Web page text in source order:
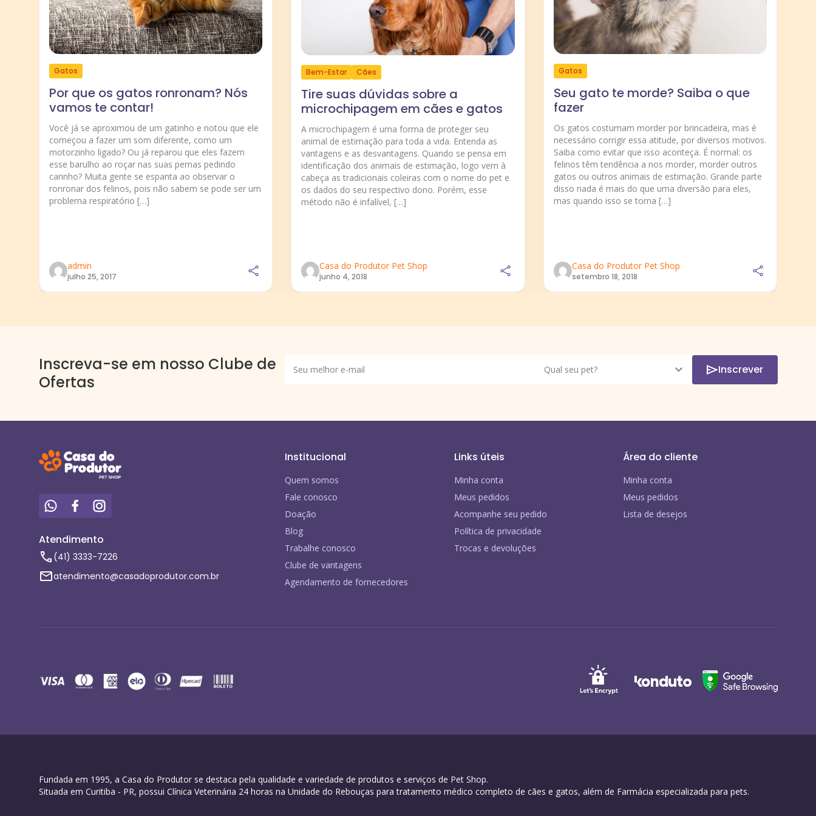
Gatos
Por que os gatos ronronam? Nós
vamos te contar!
Você já se aproximou de um gatinho e notou que ele
começou a fazer um som diferente, como um
motorzinho ligado? Ou já reparou que eles fazem
esse barulho ao roçar nas suas pernas pedindo
carinho? Muita gente se espanta ao observar o
ronronar dos felinos, pois não sabem se pode ser um
problema respiratório […]
admin
julho 25, 2017
Bem-Estar Cães
Tire suas dúvidas sobre a
microchipagem em cães e gatos
A microchipagem é uma forma de proteger seu
animal de estimação para toda a vida. Entenda as
vantagens e as desvantagens. Quando se pensa em
identificação dos animais de estimação, logo vem à
cabeça as tradicionais coleiras com o nome do pet e
os dados do seu respectivo dono. Porém, esse
método não é infalível, […]
Casa do Produtor Pet Shop
junho 4, 2018
Gatos
Seu gato te morde? Saiba o que
fazer
Os gatos costumam morder por brincadeira, mas é
necessário corrigir essa atitude, por diversos motivos.
Saiba como evitar que isso aconteça. É normal: os
felinos têm tendência a nos morder, morder outros
gatos ou outros animais de estimação. Grande parte
disso nada é mais do que uma diversão para eles,
mas quando isso se torna […]
Casa do Produtor Pet Shop
setembro 18, 2018
Inscreva-se em nosso Clube de
Ofertas
Inscrever
Atendimento
(41) 3333-7226
atendimento@casadoprodutor.com.br
Institucional
Quem somos
Fale conosco
Doação
Blog
Trabalhe conosco
Clube de vantagens
Agendamento de fornecedores
Links úteis
Minha conta
Meus pedidos
Acompanhe seu pedido
Política de privacidade
Trocas e devoluções
Área do cliente
Minha conta
Meus pedidos
Lista de desejos
Fundada em 1995, a Casa do Produtor se destaca pela qualidade e variedade de produtos e serviços de Pet Shop.
Situada em Curitiba - PR, possui Clínica Veterinária 24 horas na Unidade do Rebouças para tratamento médico completo de cães e gatos, além de Farmácia especializada para pets.